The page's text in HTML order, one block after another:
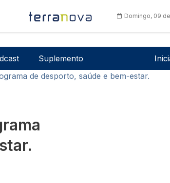
Domingo, 09
Suplemento
de desporto, saúde e bem-estar.